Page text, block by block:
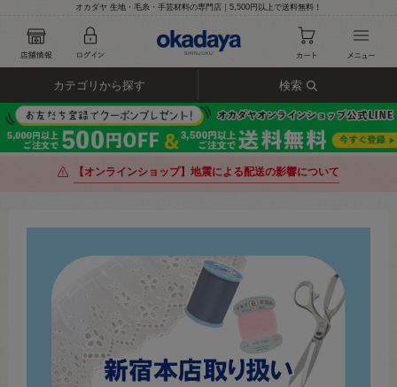
オカダヤ 生地・毛糸・手芸材料の専門店｜5,500円以上で送料無料！
カテゴリから探す 検索
【オンラインショップ】地震による配送の影響について